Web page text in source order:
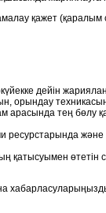
қажет (қаралым
дейін
арасында тең бөлу
және
өтетін